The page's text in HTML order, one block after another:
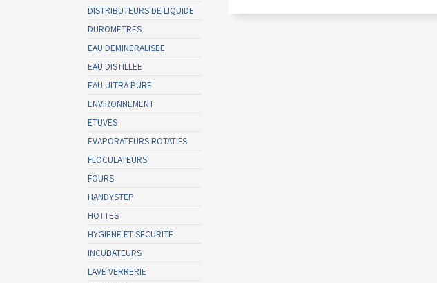
DISTRIBUTEURS DE LIQUIDE
DUROMETRES
EAU DEMINERALISEE
EAU DISTILLEE
EAU ULTRA PURE
ENVIRONNEMENT
ETUVES
EVAPORATEURS ROTATIFS
FLOCULATEURS
FOURS
HANDYSTEP
HOTTES
HYGIENE ET SECURITE
INCUBATEURS
LAVE VERRERIE